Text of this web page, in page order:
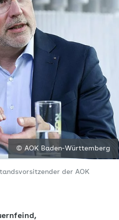
© AOK Baden-Württemberg
der AOK